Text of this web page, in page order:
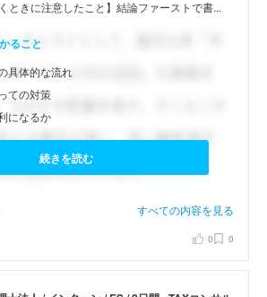
ときに注意したこと】結論ファーストで書...
ること
具体的な流れ
ての対策
になるか
続きを読む
すべての内容を見る
0 0